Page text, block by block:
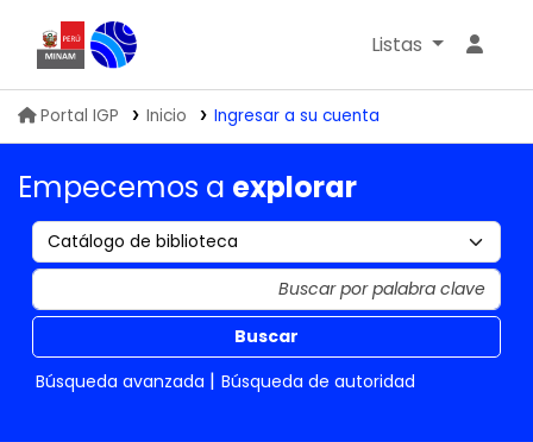
Biblioteca IGP
Listas
Portal IGP Inicio Ingresar a su cuenta
Empecemos a explorar
Buscar
Búsqueda avanzada
Búsqueda de autoridad